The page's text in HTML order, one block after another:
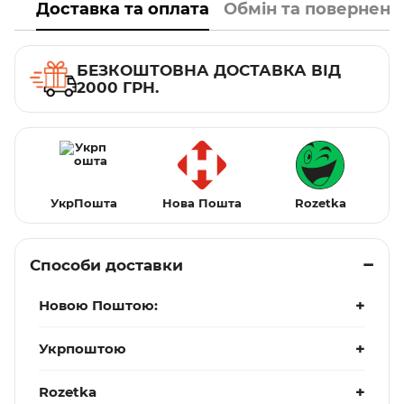
Доставка та оплата Обмін та
БЕЗКОШТОВНА ДОСТАВКА ВІД
2000 ГРН.
УкрПошта Нова Пошта Rozetka
Способи доставки
Новою Поштою:
Укрпоштою
Rozetka